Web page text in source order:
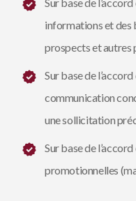
informations et des
prospects et autres
Sur base de
communication
une sollicitation
Sur base de
promotionnelles